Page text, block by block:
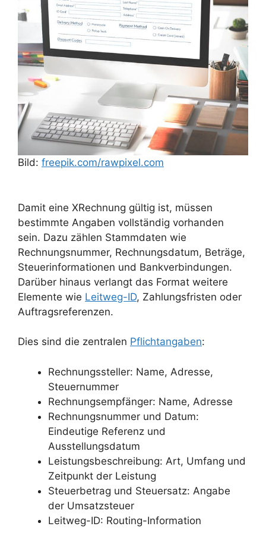
Bild: freepik.com/rawpixel.com
Damit eine XRechnung gültig ist, müssen
bestimmte Angaben vollständig vorhanden
sein. Dazu zählen Stammdaten wie
Rechnungsnummer, Rechnungsdatum, Beträge,
Steuerinformationen und Bankverbindungen.
Darüber hinaus verlangt das Format weitere
Elemente wie Leitweg-ID, Zahlungsfristen oder
Auftragsreferenzen.
Dies sind die zentralen Pflichtangaben:
Rechnungssteller: Name, Adresse,
Steuernummer
Rechnungsempfänger: Name, Adresse
Rechnungsnummer und Datum:
Eindeutige Referenz und
Ausstellungsdatum
Leistungsbeschreibung: Art, Umfang und
Zeitpunkt der Leistung
Steuerbetrag und Steuersatz: Angabe
der Umsatzsteuer
Leitweg-ID: Routing-Information